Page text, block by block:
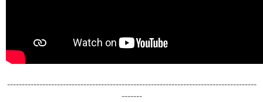
-------------------------------------------------------------------------------------
-------